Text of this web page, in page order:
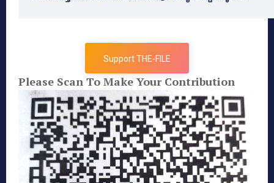
Support THE-FILE
Please Scan To Make Your Contribution